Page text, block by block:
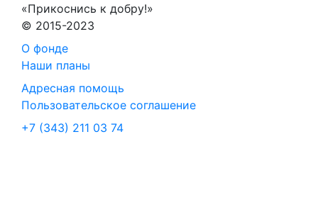
«Прикоснись к добру!»
© 2015-2023
О фонде
Наши планы
Адресная помощь
Пользовательское соглашение
+7 (343) 211 03 74